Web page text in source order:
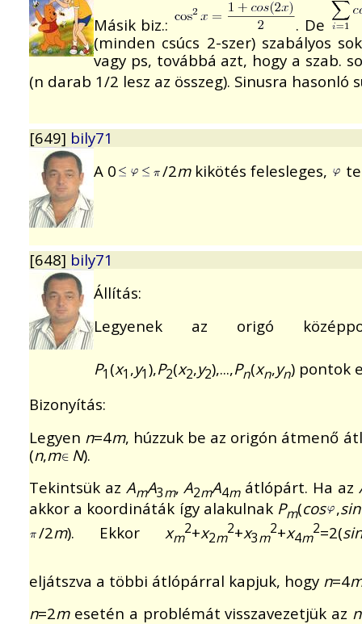
Másik biz.:
. De
(minden csúcs 2-szer) szabályos
vagy ps, továbbá azt, hogy a szab.
(n darab 1/2 lesz az összeg). Sinusra hasonló
[649] bily71
A 0
/2mkikötés felesleges,
[648] bily71
Állítás:
Legyenek az origó
P1 (x1 ,y1),P2(x2,y2),...,Pn(xn,yn) pontok
Bizonyítás:
Legyen n=4m, húzzuk be az origón átmenő
(n,m N).
Tekintsük az AmA3m,A2mA4mátlópárt. Ha az
akkor a koordináták így alakulnak Pm(cos ,sin
/2m). Ekkor xm
2+x2m
2+x3m
2+x4m
2=2(sin
eljátszva a többi átlópárral kapjuk, hogy n=4
n=2mesetén a problémát visszavezetjük az n